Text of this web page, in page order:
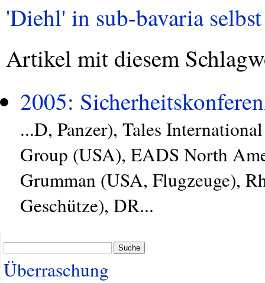
'Diehl' in sub-bavaria
Artikel mit diesem
2005:
...D, Panzer), Tales
Group (USA), EADS North
Grumman (USA, Flugzeuge),
Geschütze), DR...
Suche
Überraschung